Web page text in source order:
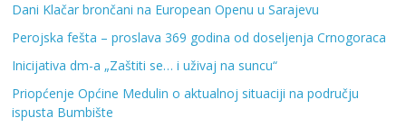
Dani Klačar brončani na European Openu u Sarajevu
Perojska fešta – proslava 369 godina od doseljenja Crnogoraca
Inicijativa dm-a „Zaštiti se… i uživaj na suncu“
Priopćenje Općine Medulin o aktualnoj situaciji na području
ispusta Bumbište